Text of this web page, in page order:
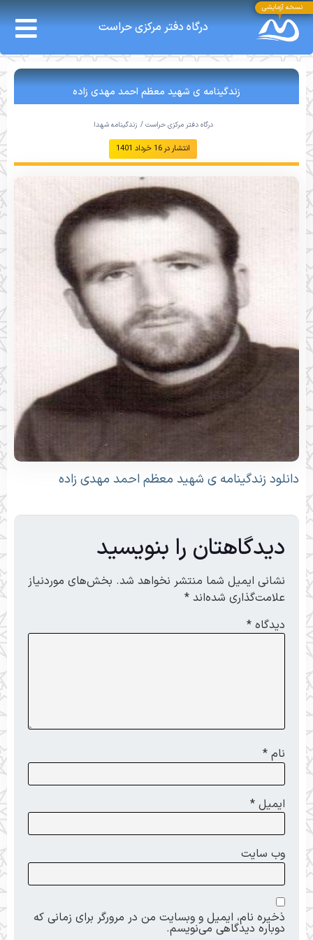
درگاه دفتر مرکزی حراست
زندگینامه ی شهید معظم احمد مهدی زاده
درگاه دفتر مرکزی حراست / زندگینامه شهدا
انتشار در16 خرداد 1401
دانلود زندگینامه ی شهید معظم احمد مهدی زاده
دیدگاهتان را بنویسید
نشانی ایمیل شما منتشر نخواهد شد. بخش‌های موردنیاز
علامت‌گذاری شده‌اند *
دیدگاه *
نام *
ایمیل *
وب‌ سایت
ذخیره نام، ایمیل و وبسایت من در مرورگر برای زمانی که
دوباره دیدگاهی می‌نویسم.
نسخه آزمایشی